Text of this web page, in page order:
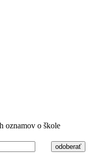
oznamov o škole